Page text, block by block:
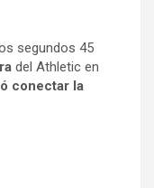
segundos 45
del Athletic en
conectar la